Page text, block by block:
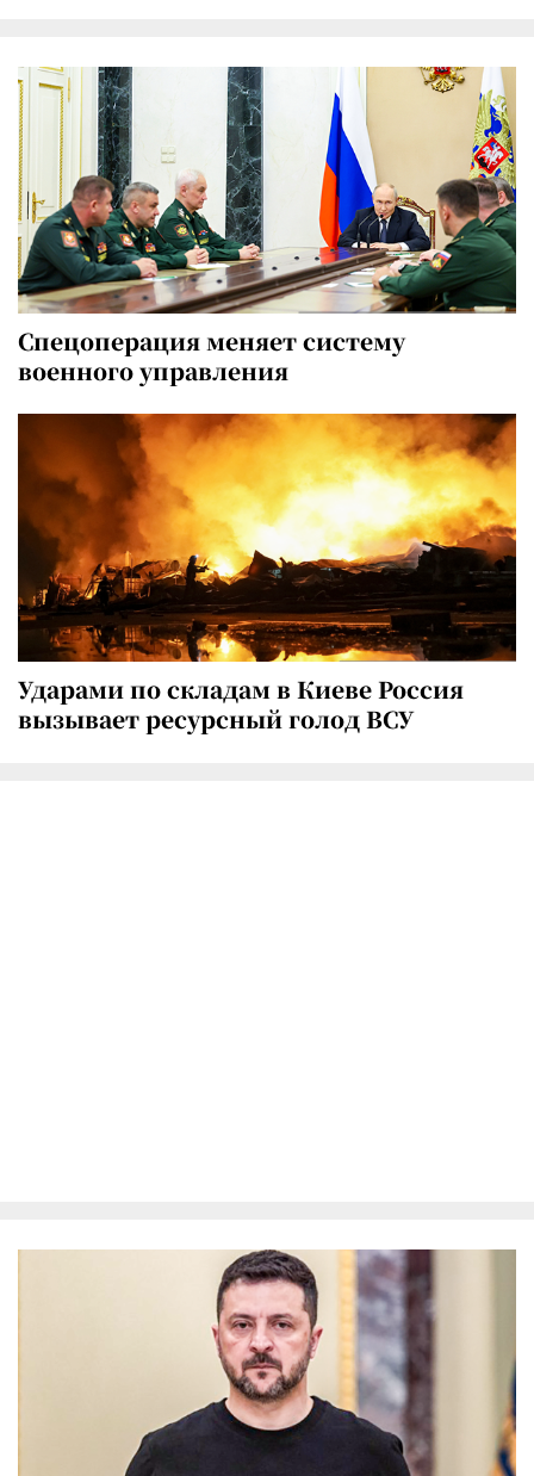
Спецоперация меняет систему
военного управления
Ударами по складам в Киеве Россия
вызывает ресурсный голод ВСУ